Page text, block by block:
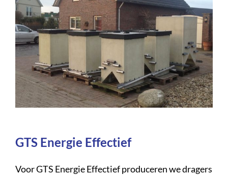
GTS Energie Effectief
Voor GTS Energie Effectief produceren we dragers